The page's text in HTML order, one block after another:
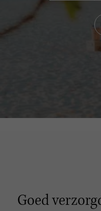
Goed